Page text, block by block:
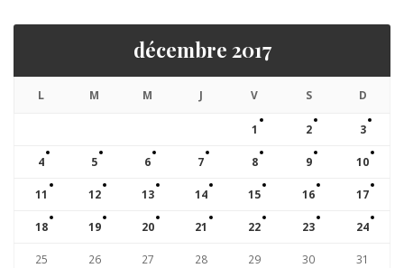
décembre 2017
L M M J V S D
1 2 3
4 5 6 7 8 9 10
11 12 13 14 15 16 17
18 19 20 21 22 23 24
25 26 27 28 29 30 31